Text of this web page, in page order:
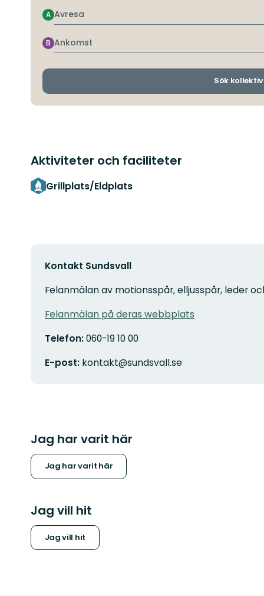
Avresa
A
Ankomst
B
Sök
Aktiviteter och faciliteter
Grillplats/Eldplats
Kontakt Sundsvall
Felanmälan av motionsspår, elljusspår, leder
Felanmälan på deras webbplats
Telefon:060-19 10 00
E-post: kontakt@sundsvall.se
Jag har varit här
Jag har varit här
Jag vill hit
Jag vill hit